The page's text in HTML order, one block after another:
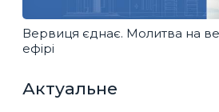
Вервиця єднає. Молитва на
ефірі
Актуальне